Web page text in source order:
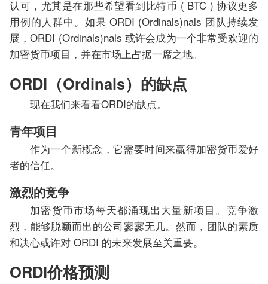
认可，尤其是在那些希望看到比特币 ( BTC ) 协议更多
用例的人群中。如果 ORDI (Ordinals)nals 团队持续发
展，ORDI (Ordinals)nals 或许会成为一个非常受欢迎的
加密货币项目，并在市场上占据一席之地。
ORDI（Ordinals）的缺点
现在我们来看看ORDI的缺点。
青年项目
作为一个新概念，它需要时间来赢得加密货币爱好
者的信任。
激烈的竞争
加密货币市场每天都涌现出大量新项目。竞争激
烈，能够脱颖而出的公司寥寥无几。然而，团队的素质
和决心或许对 ORDI 的未来发展至关重要。
ORDI价格预测